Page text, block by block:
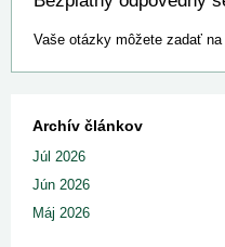
Vaše otázky môžete zadať na
Archív článkov
Júl 2026
Jún 2026
Máj 2026